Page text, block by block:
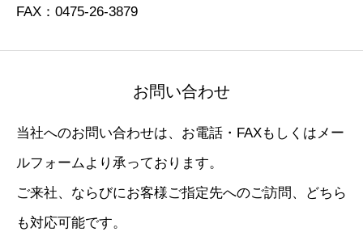
FAX：0475-26-3879
お問い合わせ
当社へのお問い合わせは、お電話・FAXもしくはメー
ルフォームより承っております。
ご来社、ならびにお客様ご指定先へのご訪問、どちら
も対応可能です。